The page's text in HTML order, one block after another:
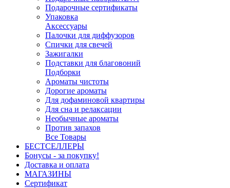
Подарочные сертификаты
Упаковка
Аксессуары
Палочки для диффузоров
Спички для свечей
Зажигалки
Подставки для благовоний
Подборки
Ароматы чистоты
Дорогие ароматы
Для дофаминовой квартиры
Для сна и релаксации
Необычные ароматы
Против запахов
Все Товары
БЕСТСЕЛЛЕРЫ
Бонусы - за покупку!
Доставка и оплата
МАГАЗИНЫ
Cертификат